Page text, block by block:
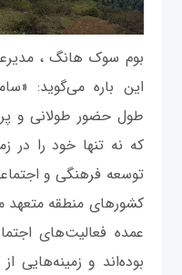
بوم سوک هانگ ،
این باره می‌گوید:
طول حضور طولانی و
که نه تنها خود را در
توسعه فرهنگی و
کشورهای منطقه
عمده فعالیت‌های
بوده‌اند و زمینه‌هایی